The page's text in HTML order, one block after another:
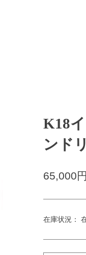
K18
ンド
65,000円
在庫状況：